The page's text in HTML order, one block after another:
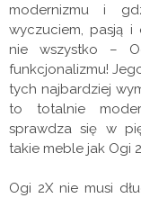
modernizmu i
wyczuciem, pasją
nie wszystko –
funkcjonalizmu!
tych najbardziej
to totalnie
sprawdza się w
takie meble jak Ogi
Ogi 2X nie musi